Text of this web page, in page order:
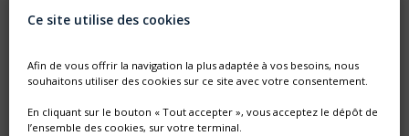
Retrouvez-nous sur ANUGA FOODTEC à Cologne
L'équipe commerciale Thimonnier vous accueillera sur son
Ce site utilise des cookies
Afin de vous offrir la navigation la plus adaptée à vos besoins, nous
souhaitons utiliser des cookies sur ce site avec votre consentement.
En cliquant sur le bouton « Tout accepter », vous acceptez le dépôt de
l’ensemble des cookies, sur votre terminal.